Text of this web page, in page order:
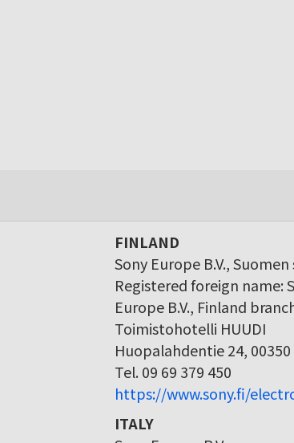
FINLAND
Sony Europe B.V.,
Registered foreign name:
Europe B.V., Finland
Toimistohotelli HUUDI
Huopalahdentie 24,
Tel. 09 69 379 450
https://www.sony.fi/
ITALY